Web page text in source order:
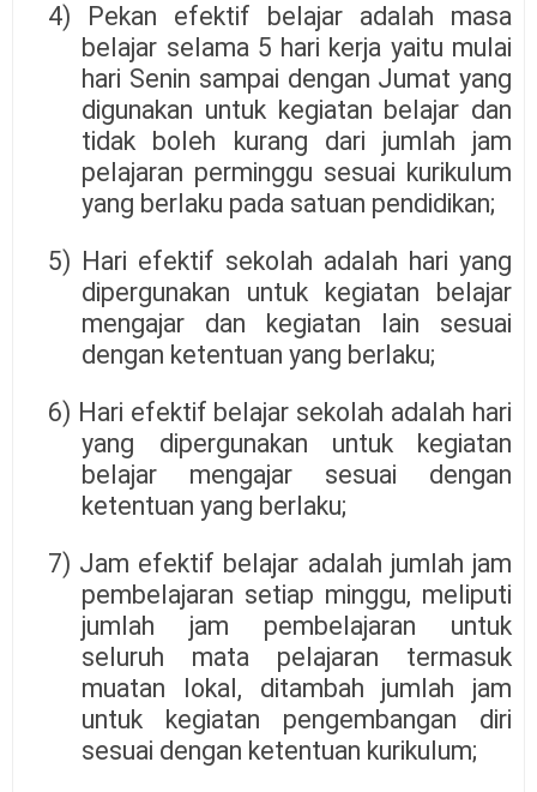
4) Pekan efektif belajar adalah masa
belajar selama 5 hari kerja yaitu mulai
hari Senin sampai dengan Jumat yang
digunakan untuk kegiatan belajar dan
tidak boleh kurang dari jumlah jam
pelajaran perminggu sesuai kurikulum
yang berlaku pada satuan pendidikan;
5) Hari efektif sekolah adalah hari yang
dipergunakan untuk kegiatan belajar
mengajar dan kegiatan lain sesuai
dengan ketentuan yang berlaku;
6) Hari efektif belajar sekolah adalah hari
yang dipergunakan untuk kegiatan
belajar mengajar sesuai dengan
ketentuan yang berlaku;
7) Jam efektif belajar adalah jumlah jam
pembelajaran setiap minggu, meliputi
jumlah jam pembelajaran untuk
seluruh mata pelajaran termasuk
muatan lokal, ditambah jumlah jam
untuk kegiatan pengembangan diri
sesuai dengan ketentuan kurikulum;